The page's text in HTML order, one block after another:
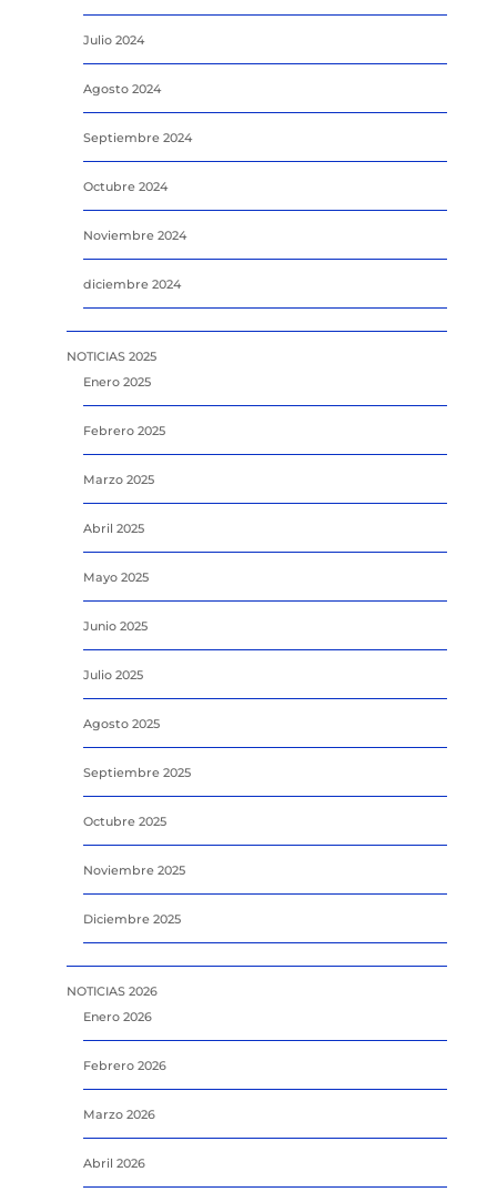
Julio 2024
Agosto 2024
Septiembre 2024
Octubre 2024
Noviembre 2024
diciembre 2024
NOTICIAS 2025
Enero 2025
Febrero 2025
Marzo 2025
Abril 2025
Mayo 2025
Junio 2025
Julio 2025
Agosto 2025
Septiembre 2025
Octubre 2025
Noviembre 2025
Diciembre 2025
NOTICIAS 2026
Enero 2026
Febrero 2026
Marzo 2026
Abril 2026